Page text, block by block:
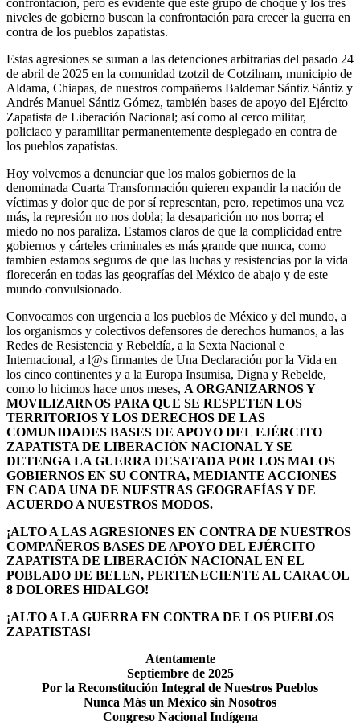
confrontación, pero es evidente que este grupo de choque y los tres
niveles de gobierno buscan la confrontación para crecer la guerra en
contra de los pueblos zapatistas.
Estas agresiones se suman a las detenciones arbitrarias del pasado 24
de abril de 2025 en la comunidad tzotzil de Cotzilnam, municipio de
Aldama, Chiapas, de nuestros compañeros Baldemar Sántiz Sántiz y
Andrés Manuel Sántiz Gómez, también bases de apoyo del Ejército
Zapatista de Liberación Nacional; así como al cerco militar,
policiaco y paramilitar permanentemente desplegado en contra de
los pueblos zapatistas.
Hoy volvemos a denunciar que los malos gobiernos de la
denominada Cuarta Transformación quieren expandir la nación de
víctimas y dolor que de por sí representan, pero, repetimos una vez
más, la represión no nos dobla; la desaparición no nos borra; el
miedo no nos paraliza. Estamos claros de que la complicidad entre
gobiernos y cárteles criminales es más grande que nunca, como
tambien estamos seguros de que las luchas y resistencias por la vida
florecerán en todas las geografías del México de abajo y de este
mundo convulsionado.
Convocamos con urgencia a los pueblos de México y del mundo, a
los organismos y colectivos defensores de derechos humanos, a las
Redes de Resistencia y Rebeldía, a la Sexta Nacional e
Internacional, a l@s firmantes de Una Declaración por la Vida en
los cinco continentes y a la Europa Insumisa, Digna y Rebelde,
como lo hicimos hace unos meses, A ORGANIZARNOS Y
MOVILIZARNOS PARA QUE SE RESPETEN LOS
TERRITORIOS Y LOS DERECHOS DE LAS
COMUNIDADES BASES DE APOYO DEL EJÉRCITO
ZAPATISTA DE LIBERACIÓN NACIONAL Y SE
DETENGA LA GUERRA DESATADA POR LOS MALOS
GOBIERNOS EN SU CONTRA, MEDIANTE ACCIONES
EN CADA UNA DE NUESTRAS GEOGRAFÍAS Y DE
ACUERDO A NUESTROS MODOS.
¡ALTO A LAS AGRESIONES EN CONTRA DE NUESTROS
COMPAÑEROS BASES DE APOYO DEL EJÉRCITO
ZAPATISTA DE LIBERACIÓN NACIONAL EN EL
POBLADO DE BELEN, PERTENECIENTE AL CARACOL
8 DOLORES HIDALGO!
¡ALTO A LA GUERRA EN CONTRA DE LOS PUEBLOS
ZAPATISTAS!
Atentamente
Septiembre de 2025
Por la Reconstitución Integral de Nuestros Pueblos
Nunca Más un México sin Nosotros
Congreso Nacional Indígena